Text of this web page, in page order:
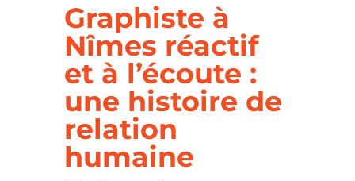
Graphiste à
Nîmes réactif
et à l’écoute :
une histoire de
relation
humaine